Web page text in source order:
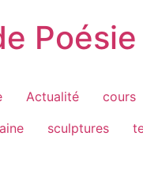
Poésie
Actualité cours
sculptures